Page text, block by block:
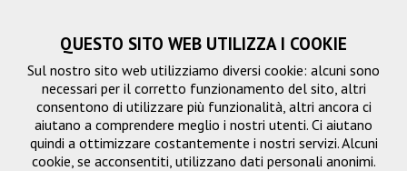
QUESTO SITO WEB UTILIZZA I COOKIE
Sul nostro sito web utilizziamo diversi cookie: alcuni sono
necessari per il corretto funzionamento del sito, altri
consentono di utilizzare più funzionalità, altri ancora ci
aiutano a comprendere meglio i nostri utenti. Ci aiutano
quindi a ottimizzare costantemente i nostri servizi. Alcuni
cookie, se acconsentiti, utilizzano dati personali anonimi.